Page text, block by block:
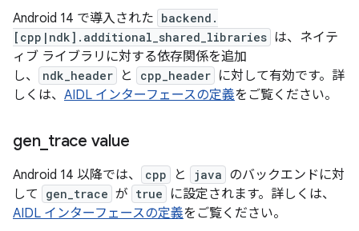
Android 14 で導入された backend.
[cpp|ndk].additional_shared_libraries は、ネイテ
ィブ ライブラリに対する依存関係を追加
し、
ndk_header と cpp_header に対して有効です。詳
しくは、 AIDL インターフェースの定義をご覧ください。
gen_ trace value
Android 14 以降では、 cpp と java のバックエンドに対
して
gen_trace が true
に設定されます。詳しくは、
AIDL インターフェースの定義をご覧ください。